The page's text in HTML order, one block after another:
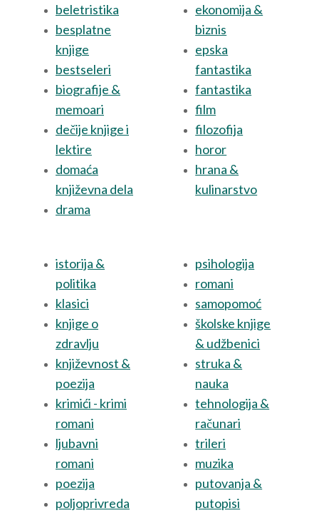
beletristika
besplatne
knjige
bestseleri
biografije &
memoari
dečije knjige i
lektire
domaća
književna dela
drama
ekonomija &
biznis
epska
fantastika
fantastika
film
filozofija
horor
hrana &
kulinarstvo
istorija &
politika
klasici
knjige o
zdravlju
književnost &
poezija
krimići - krimi
romani
ljubavni
romani
poezija
poljoprivreda
psihologija
romani
samopomoć
školske knjige
& udžbenici
struka &
nauka
tehnologija &
računari
trileri
muzika
putovanja &
putopisi